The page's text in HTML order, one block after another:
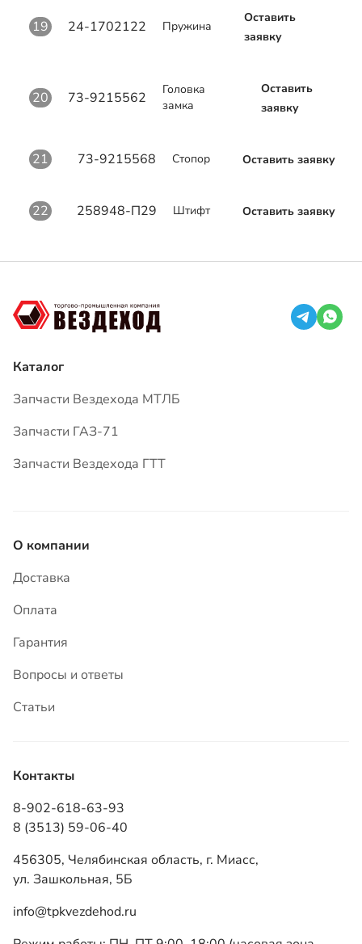
19 24-1702122 Пружина
Оставить
заявку
20 73-9215562
Головка
замка
Оставить
заявку
21 73-9215568 Стопор Оставить заявку
22 258948-П29 Штифт Оставить заявку
Каталог
Запчасти Вездехода МТЛБ
Запчасти ГАЗ-71
Запчасти Вездехода ГТТ
О компании
Доставка
Оплата
Гарантия
Вопросы и ответы
Статьи
Контакты
8-902-618-63-93
8 (3513) 59-06-40
456305, Челябинская область, г. Миасс,
ул. Зашкольная, 5Б
info@tpkvezdehod.ru